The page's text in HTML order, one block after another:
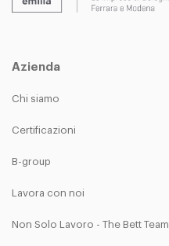
Azienda
Chi siamo
Certificazioni
B-group
Lavora con noi
Non Solo Lavoro - The Bett Team